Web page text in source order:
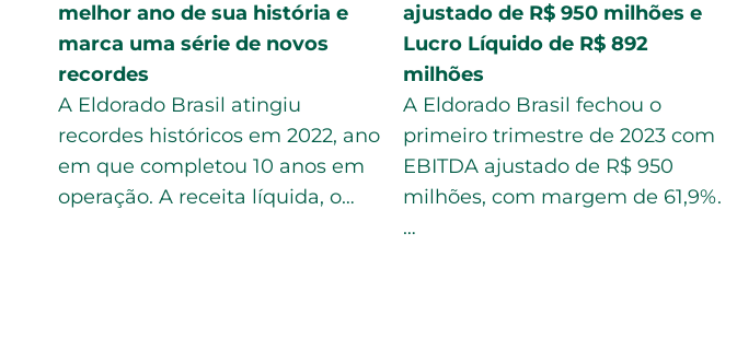
de R$ 988 milhões
Autor: Eldorado Brasil Eldorado
Brasil Celulose fecha segundo
trimestre com lucro de R$ 988
milhões A Eldorado Brasil
Celulose
(www.eldoradobrasil.com.br)…
ganha destaque mundial
A “bola da vez”. A expressão
utilizada para mostrar alguma
coisa que está em evidência,
em destaque, sintetiza o
momento…